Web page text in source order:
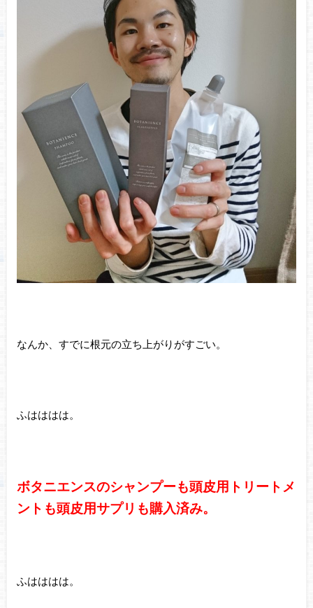
なんか、すでに根元の立ち上がりがすごい。
ふはははは。
ボタニエンスのシャンプーも頭皮用トリートメ
ントも頭皮用サプリも購入済み。
ふはははは。